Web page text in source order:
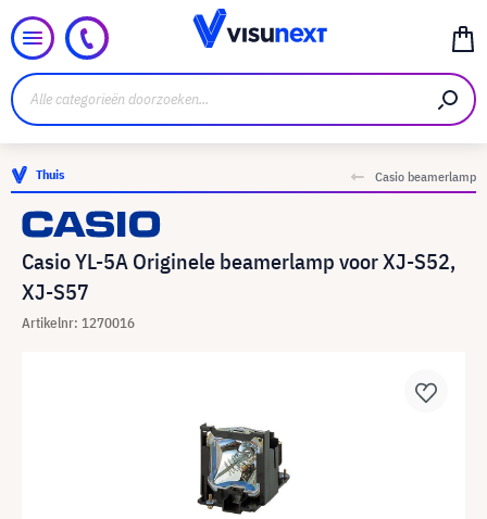
Thuis Casio beamerlamp
Casio YL-5A Originele beamerlamp voor XJ-S52,
XJ-S57
Artikelnr: 1270016